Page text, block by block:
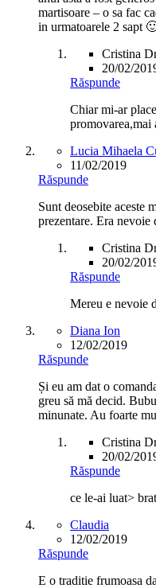
martisoare – o sa fac
in urmatoarele 2 sapt
Cristina
20/02/
Răspunde
Chiar mi-ar
promovarea,mai
Lucia Mihaela
11/02/2019
Răspunde
Sunt deosebite aceste
prezentare. Era nevoie
Cristina
20/02/
Răspunde
Mereu e nevoie
Diana Ion
12/02/2019
Răspunde
Și eu am dat o
greu să mă decid.
minunate. Au foarte
Cristina
20/02/
Răspunde
ce le-ai luat>
Claudia
12/02/2019
Răspunde
E o traditie frumoasa